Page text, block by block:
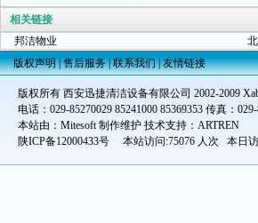
相关链接
邦洁物业
版权声明|售后服务|联系我们|友情链接
版权所有 西安迅捷清洁设备有限公司 2002-2009
电话：029-85270029 85241000 85369353 传真：
本站由：Mitesoft 制作维护 技术支持：ARTREN
陕ICP备12000433号 本站访问:75076 人次 本日